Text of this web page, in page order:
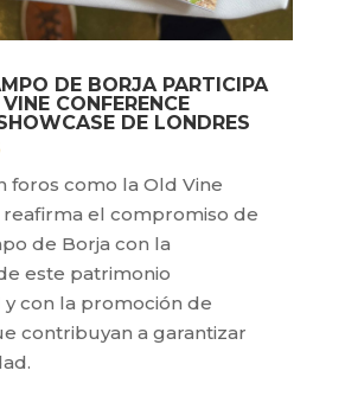
DE BORJA PARTICIPA
CONFERENCE
DE LONDRES
foros como la Old Vine
el compromiso de
de Borja con la
este patrimonio
con la promoción de
contribuyan a garantizar